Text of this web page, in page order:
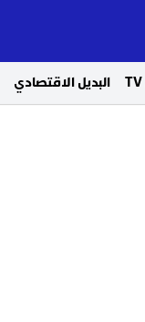
البديل الاقتصادي